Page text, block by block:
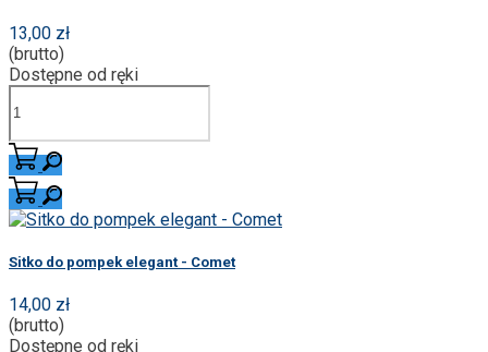
13,00 zł
(brutto)
Dostępne od ręki
Sitko do pompek elegant - Comet
14,00 zł
(brutto)
Dostępne od ręki